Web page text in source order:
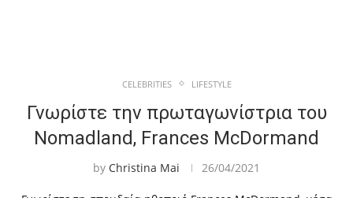
CELEBRITIES LIFESTYLE
Γνωρίστε την πρωταγωνίστρια του
Nomadland, Frances McDormand
by Christina Mai 26/04/2021